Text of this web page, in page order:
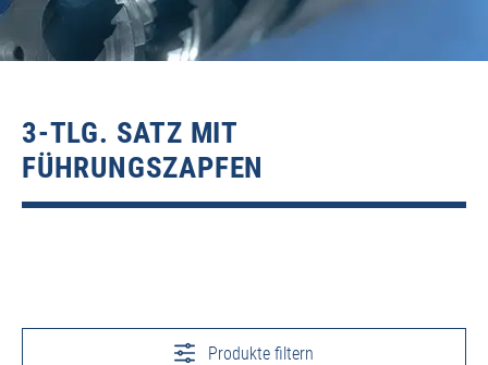
3-TLG. SATZ MIT
FÜHRUNGSZAPFEN
Produkte filtern